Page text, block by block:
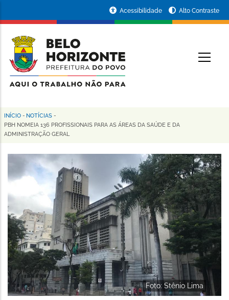
conteúdo
principal
da
Prefeitura
de
Horizonte
Acessibilidade Alto Contraste
Trilha
de
navegação
INÍCIO - NOTÍCIAS -
PBH NOMEIA 136 PROFISSIONAIS PARA AS ÁREAS DA SAÚDE E DA
ADMINISTRAÇÃO GERAL
Foto: Stênio Lima